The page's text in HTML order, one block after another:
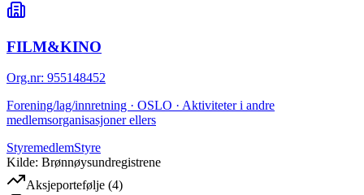
FILM&KINO
Org.nr: 955148452
Forening/lag/innretning · OSLO · Aktiviteter i andre
medlemsorganisasjoner ellers
StyremedlemStyre
Kilde: Brønnøysundregistrene
Aksjeportefølje (4)